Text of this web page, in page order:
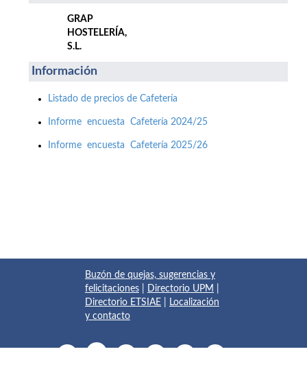
GRAP
HOSTELERÍA,
S.L.
Información
Listado de precios de Cafetería
Informe encuesta Cafetería 2024/25
Informe encuesta Cafetería 2025/26
Buzón de quejas, sugerencias y
felicitaciones
Directorio UPM
Directorio ETSIAE
Localización
y contacto